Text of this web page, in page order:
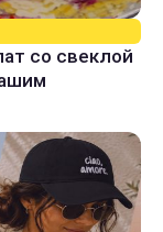
со свеклой